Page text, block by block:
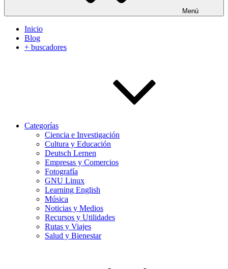
Menú
Inicio
Blog
+ buscadores
Categorías
Ciencia e Investigación
Cultura y Educación
Deutsch Lernen
Empresas y Comercios
Fotografía
GNU Linux
Learning English
Música
Noticias y Medios
Recursos y Utilidades
Rutas y Viajes
Salud y Bienestar